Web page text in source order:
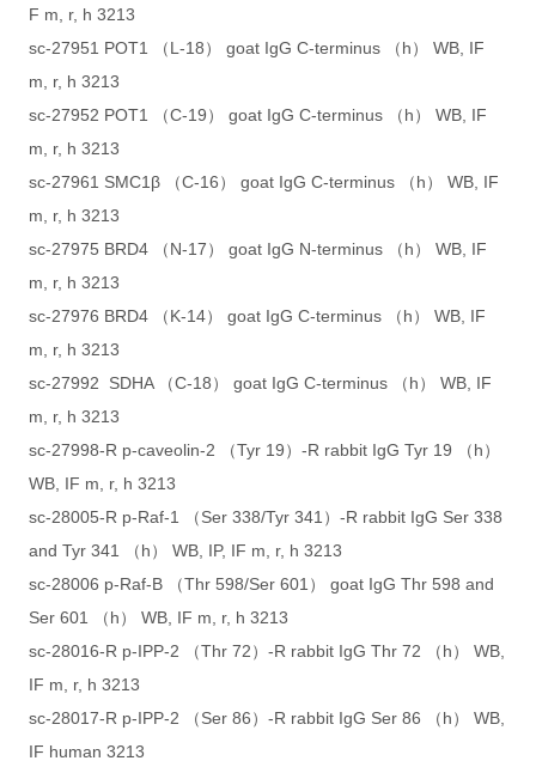
F m, r, h 3213
sc-27951 POT1 （L-18） goat IgG C-terminus （h） WB, IF
m, r, h 3213
sc-27952 POT1 （C-19） goat IgG C-terminus （h） WB, IF
m, r, h 3213
sc-27961 SMC1β （C-16） goat IgG C-terminus （h） WB, IF
m, r, h 3213
sc-27975 BRD4 （N-17） goat IgG N-terminus （h） WB, IF
m, r, h 3213
sc-27976 BRD4 （K-14） goat IgG C-terminus （h） WB, IF
m, r, h 3213
sc-27992 SDHA （C-18） goat IgG C-terminus （h） WB, IF
m, r, h 3213
sc-27998-R p-caveolin-2 （Tyr 19）-R rabbit IgG Tyr 19 （h）
WB, IF m, r, h 3213
sc-28005-R p-Raf-1 （Ser 338/Tyr 341）-R rabbit IgG Ser 338
and Tyr 341 （h） WB, IP, IF m, r, h 3213
sc-28006 p-Raf-B （Thr 598/Ser 601） goat IgG Thr 598 and
Ser 601 （h） WB, IF m, r, h 3213
sc-28016-R p-IPP-2 （Thr 72）-R rabbit IgG Thr 72 （h） WB,
IF m, r, h 3213
sc-28017-R p-IPP-2 （Ser 86）-R rabbit IgG Ser 86 （h） WB,
IF human 3213